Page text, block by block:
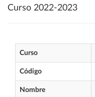
Curso 2022-2023
Curso
Código
Nombre